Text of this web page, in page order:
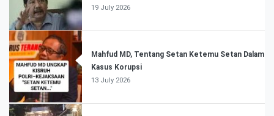
19 July 2026
Mahfud MD, Tentang Setan Ketemu Setan Dalam
Kasus Korupsi
13 July 2026